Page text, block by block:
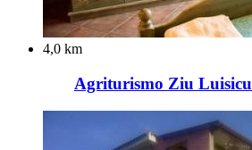
4,0 km
Agriturismo Ziu Luisicu